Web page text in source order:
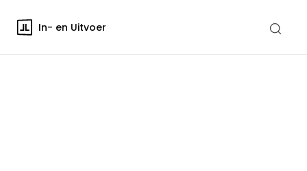
In- en Uitvoer